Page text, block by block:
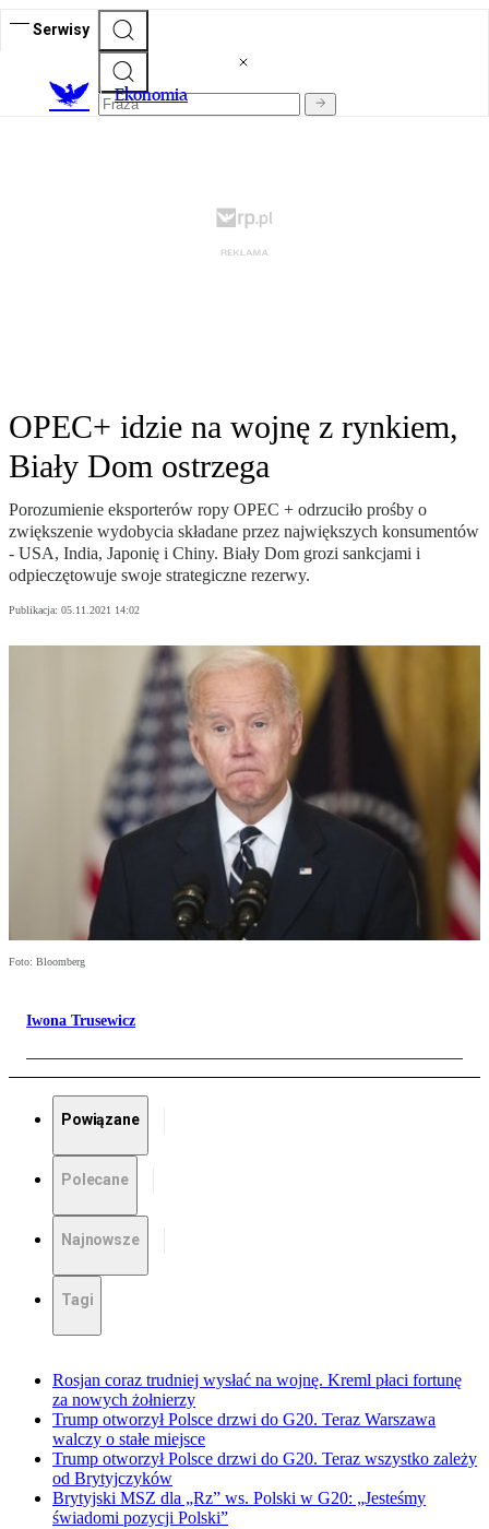
Serwisy
Ekonomia
OPEC+ idzie na wojnę z rynkiem,
Biały Dom ostrzega
Porozumienie eksporterów ropy OPEC + odrzuciło prośby o
zwiększenie wydobycia składane przez największych konsumentów
- USA, India, Japonię i Chiny. Biały Dom grozi sankcjami i
odpieczętowuje swoje strategiczne rezerwy.
Publikacja: 05.11.2021 14:02
Foto: Bloomberg
Iwona Trusewicz
Powiązane
Polecane
Najnowsze
Tagi
Rosjan coraz trudniej wysłać na wojnę. Kreml płaci fortunę
za nowych żołnierzy
Trump otworzył Polsce drzwi do G20. Teraz Warszawa
walczy o stałe miejsce
Trump otworzył Polsce drzwi do G20. Teraz wszystko zależy
od Brytyjczyków
Brytyjski MSZ dla „Rz” ws. Polski w G20: „Jesteśmy
świadomi pozycji Polski”